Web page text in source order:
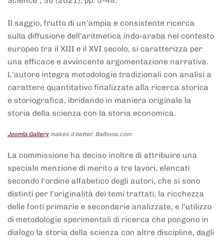
Il saggio, frutto di un'ampia e consistente ricerca
sulla diffusione dell'aritmetica indo-araba nel contesto
europeo tra il XIII e il XVI secolo, si caratterizza per
una efficace e avvincente argomentazione narrativa.
L'autore integra metodologie tradizionali con analisi a
carattere quantitativo finalizzate alla ricerca storica
e storiografica, ibridando in maniera originale la
storia della scienza con la storia economica.
Joomla Gallerymakes it better. Balbooa.com
La commissione ha deciso inoltre di attribuire una
speciale menzione di merito a tre lavori, elencati
secondo l'ordine alfabetico degli autori, che si sono
distinti per l'originalità dei temi trattati, la ricchezza
delle fonti primarie e secondarie analizzate, e l'utilizzo
di metodologie sperimentali di ricerca che pongono in
dialogo la storia della scienza con altre discipline, dagli